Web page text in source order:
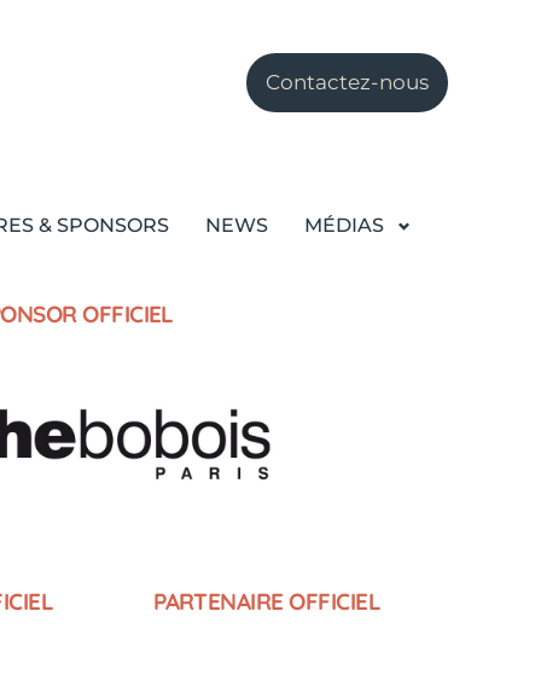
Contactez-nous
& SPONSORS NEWS MÉDIAS
OFFICIEL
PARTENAIRE OFFICIEL